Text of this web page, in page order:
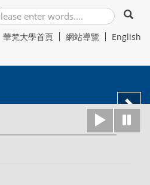
華梵大學首頁 網站導覽 English
下